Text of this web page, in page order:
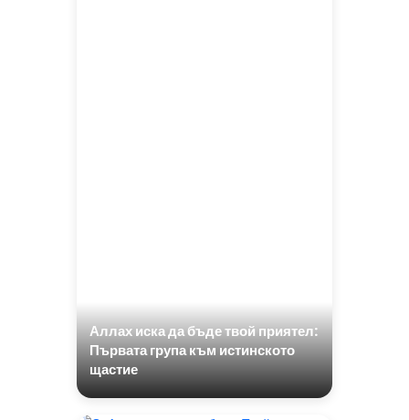
Аллах иска да бъде твой приятел:
Първата група към истинското
щастие